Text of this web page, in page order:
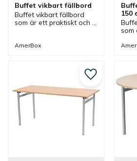
Buffet vikbart fällbord
Buffet vikbart fällbord
som är ett praktiskt och
eventbord med
AmerBox
150
som
lätt
Lägg till i